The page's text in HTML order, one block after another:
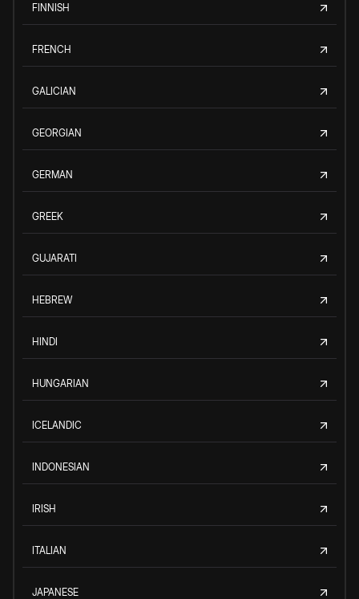
FINNISH
FRENCH
GALICIAN
GEORGIAN
GERMAN
GREEK
GUJARATI
HEBREW
HINDI
HUNGARIAN
ICELANDIC
INDONESIAN
IRISH
ITALIAN
JAPANESE